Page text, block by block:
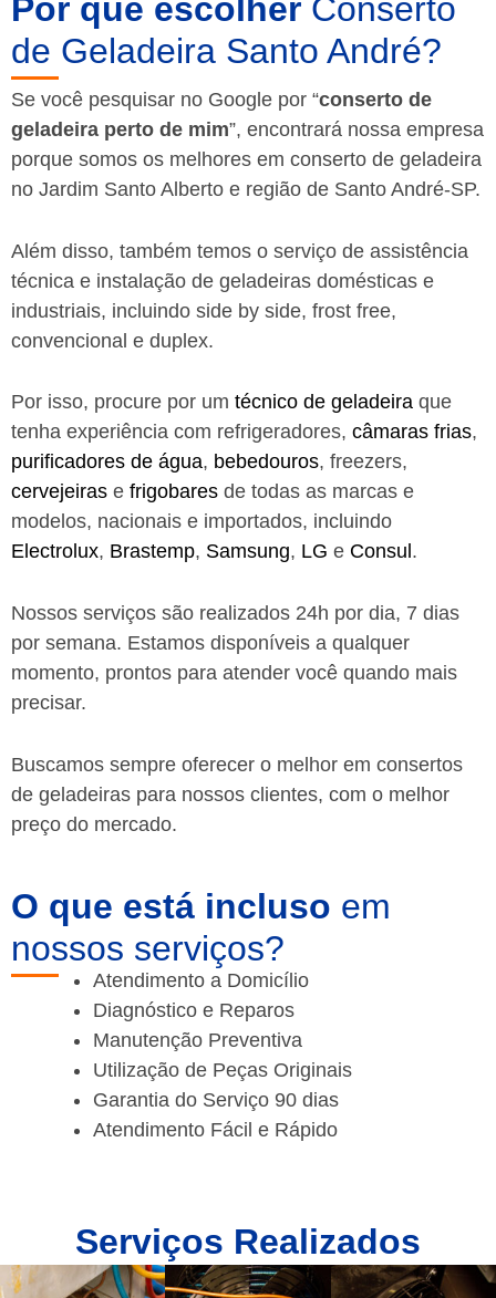
Por que escolher Conserto
de Geladeira Santo André?
Se você pesquisar no Google por “conserto de
geladeira perto de mim”, encontrará nossa empresa
porque somos os melhores em conserto de geladeira
no Jardim Santo Alberto e região de Santo André-SP.
Além disso, também temos o serviço de assistência
técnica e instalação de geladeiras domésticas e
industriais, incluindo side by side, frost free,
convencional e duplex.
Por isso, procure por um técnico de geladeira que
tenha experiência com refrigeradores, câmaras frias,
purificadores de água, bebedouros, freezers,
cervejeiras e frigobares de todas as marcas e
modelos, nacionais e importados, incluindo
Electrolux, Brastemp, Samsung, LG e Consul .
Nossos serviços são realizados 24h por dia, 7 dias
por semana. Estamos disponíveis a qualquer
momento, prontos para atender você quando mais
precisar.
Buscamos sempre oferecer o melhor em consertos
de geladeiras para nossos clientes, com o melhor
preço do mercado.
O que está incluso em
nossos serviços?
Atendimento a Domicílio
Diagnóstico e Reparos
Manutenção Preventiva
Utilização de Peças Originais
Garantia do Serviço 90 dias
Atendimento Fácil e Rápido
Serviços Realizados